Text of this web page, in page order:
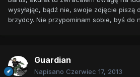
wysyłając, bądź nie, swoje zdjęcie piszą
brzydcy. Nie przypominam sobie, byś do
Guardian
Napisano Czerwiec 17, 2013